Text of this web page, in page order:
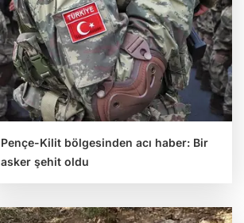
Pençe-Kilit bölgesinden acı haber: Bir
asker şehit oldu